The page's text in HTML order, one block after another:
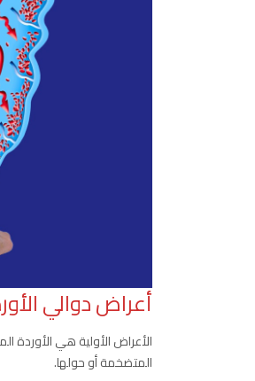
أعراض دوالي
الأعراض الأولية هي الأوردة
المتضخمة أو حولها.